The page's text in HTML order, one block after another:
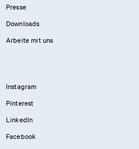
Presse
Downloads
Arbeite mit uns
Instagram
Pinterest
LinkedIn
Facebook